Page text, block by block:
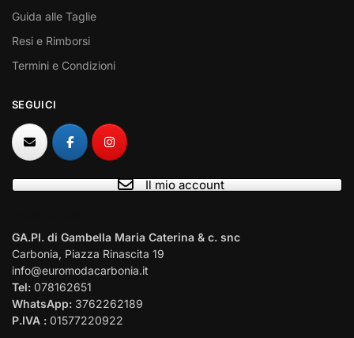
Guida alle Taglie
Resi e Rimborsi
Termini e Condizioni
SEGUICI
Il mio account
GA.PI. di Gambella Maria Caterina & c. snc
Carbonia, Piazza Rinascita 19
info@euromodacarbonia.it
Tel: 078162651
WhatsApp: 3762262189
P.IVA : 01577220922